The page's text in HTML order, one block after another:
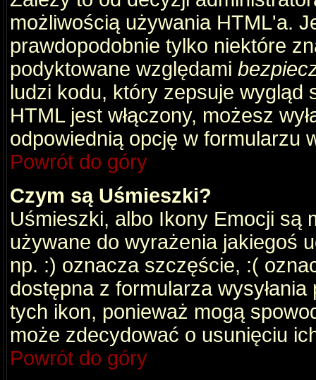
możliwością używania HTML'a.
prawdopodobnie tylko niektóre
podyktowane względami
ludzi kodu, który zepsuje wygląd
HTML jest włączony, możesz
odpowiednią opcję w formularzu
Powrót do góry
Czym są Uśmieszki?
Uśmieszki, albo Ikony Emocji są
używane do wyrażenia jakiegoś
np. :) oznacza szczęście, :(
dostępna z formularza
tych ikon, ponieważ mogą
może zdecydować o usunięciu
Powrót do góry